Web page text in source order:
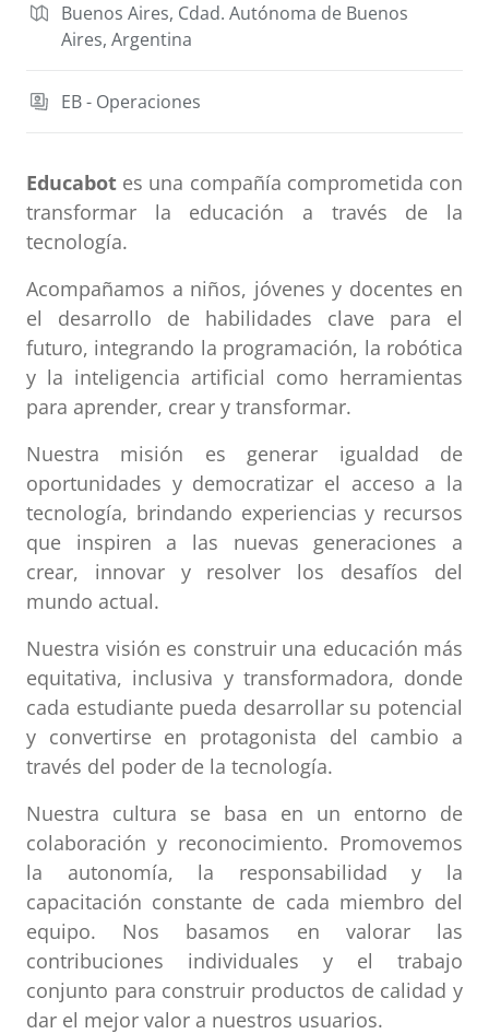
Buenos Aires, Cdad. Autónoma de Buenos
Aires, Argentina
EB - Operaciones
Educabot es una compañía comprometida con
transformar la educación a través de la
tecnología.
Acompañamos a niños, jóvenes y docentes en
el desarrollo de habilidades clave para el
futuro, integrando la programación, la robótica
y la inteligencia artificial como herramientas
para aprender, crear y transformar.
Nuestra misión es generar igualdad de
oportunidades y democratizar el acceso a la
tecnología, brindando experiencias y recursos
que inspiren a las nuevas generaciones a
crear, innovar y resolver los desafíos del
mundo actual.
Nuestra visión es construir una educación más
equitativa, inclusiva y transformadora, donde
cada estudiante pueda desarrollar su potencial
y convertirse en protagonista del cambio a
través del poder de la tecnología.
Nuestra cultura se basa en un entorno de
colaboración y reconocimiento. Promovemos
la autonomía, la responsabilidad y la
capacitación constante de cada miembro del
equipo. Nos basamos en valorar las
contribuciones individuales y el trabajo
conjunto para construir productos de calidad y
dar el mejor valor a nuestros usuarios.